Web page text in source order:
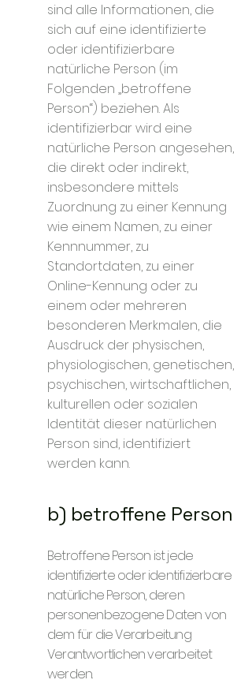
sind alle Informationen, die
sich auf eine identifizierte
oder identifizierbare
natürliche Person (im
Folgenden „betroffene
Person“) beziehen. Als
identifizierbar wird eine
natürliche Person angesehen,
die direkt oder indirekt,
insbesondere mittels
Zuordnung zu einer Kennung
wie einem Namen, zu einer
Kennnummer, zu
Standortdaten, zu einer
Online-Kennung oder zu
einem oder mehreren
besonderen Merkmalen, die
Ausdruck der physischen,
physiologischen, genetischen,
psychischen, wirtschaftlichen,
kulturellen oder sozialen
Identität dieser natürlichen
Person sind, identifiziert
werden kann.
b) betroffene Person
Betroffene Person ist jede
identifizierte oder identifizierbare
natürliche Person, deren
personenbezogene Daten von
dem für die Verarbeitung
Verantwortlichen verarbeitet
werden.